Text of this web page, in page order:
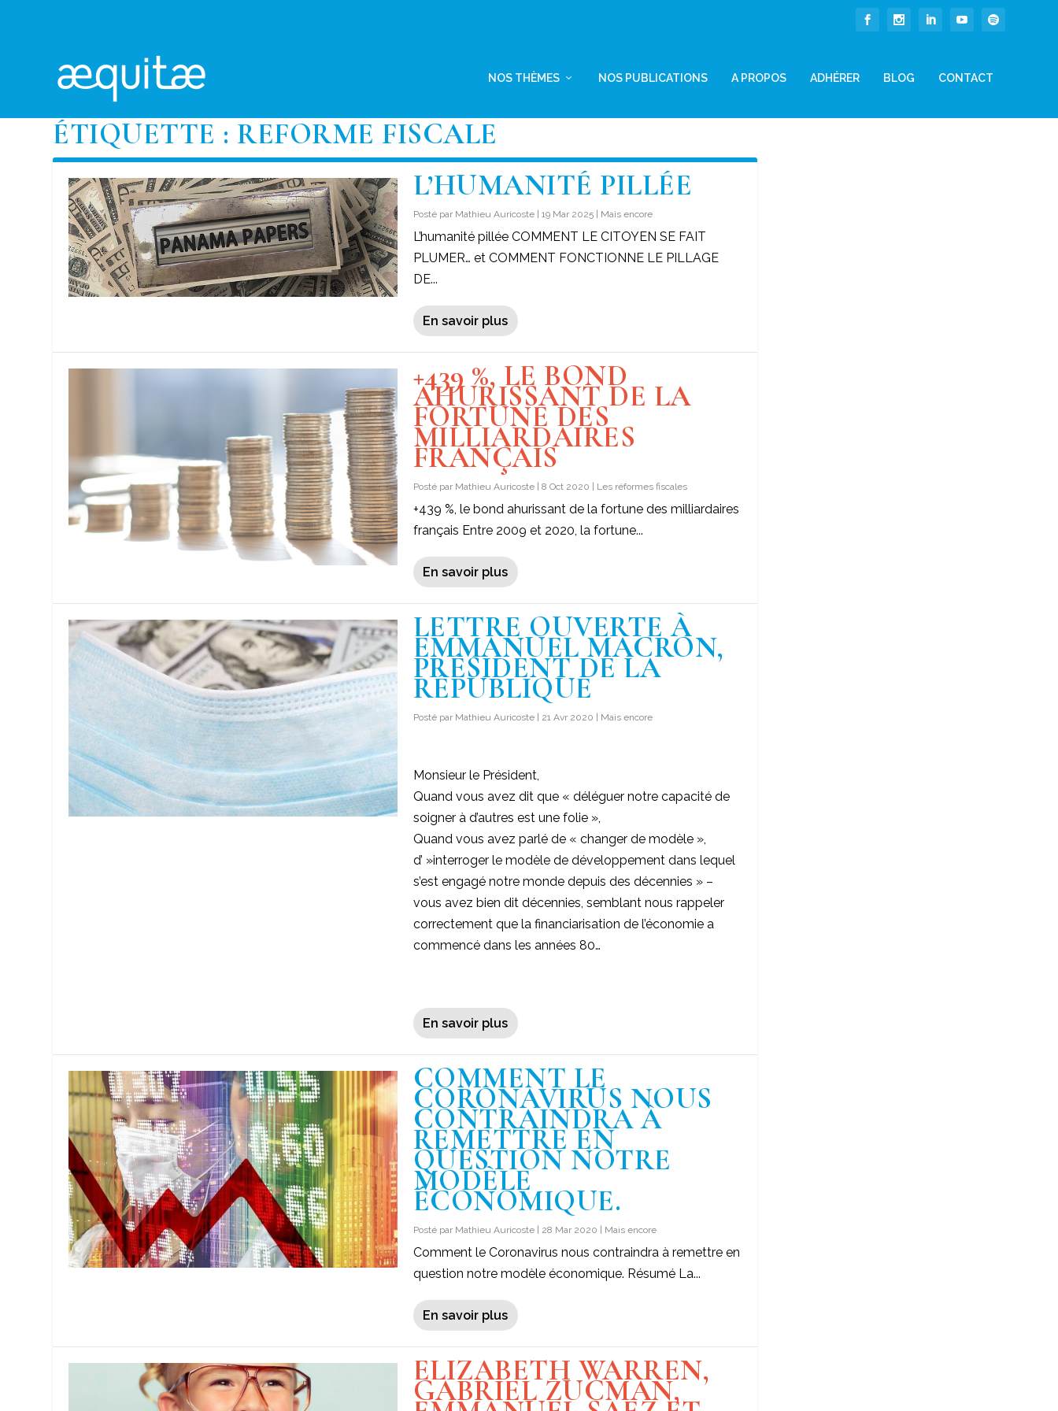
NOS THÈMES NOS PUBLICATIONS A PROPOS ADHÉRER BLOG CONTACT
ÉTIQUETTE : REFORME FISCALE
L’HUMANITÉ PILLÉE
Posté par Mathieu Auricoste| 19 Mar 2025| Mais encore
L’humanité pillée COMMENT LE CITOYEN SE FAIT
PLUMER… et COMMENT FONCTIONNE LE PILLAGE
DE...
En savoir plus
+439 %, LE BOND
AHURISSANT DE LA
FORTUNE DES
MILLIARDAIRES
FRANÇAIS
Posté par Mathieu Auricoste| 8 Oct 2020 | Les réformes fiscales
+439 %, le bond ahurissant de la fortune des milliardaires
français Entre 2009 et 2020, la fortune...
En savoir plus
LETTRE OUVERTE À
EMMANUEL MACRON,
PRÉSIDENT DE LA
RÉPUBLIQUE
Posté par Mathieu Auricoste| 21 Avr 2020 | Mais encore
Monsieur le Président,
Quand vous avez dit que « déléguer notre capacité de
soigner à d’autres est une folie »,
Quand vous avez parlé de « changer de modèle »,
d’ »interroger le modèle de développement dans lequel
s’est engagé notre monde depuis des décennies » –
vous avez bien dit décennies, semblant nous rappeler
correctement que la financiarisation de l’économie a
commencé dans les années 80…
En savoir plus
COMMENT LE
CORONAVIRUS NOUS
CONTRAINDRA À
REMETTRE EN
QUESTION NOTRE
MODÈLE
ÉCONOMIQUE.
Posté par Mathieu Auricoste| 28 Mar 2020 Mais encore
Comment le Coronavirus nous contraindra à remettre en
question notre modèle économique. Résumé La...
En savoir plus
ELIZABETH WARREN,
GABRIEL ZUCMAN,